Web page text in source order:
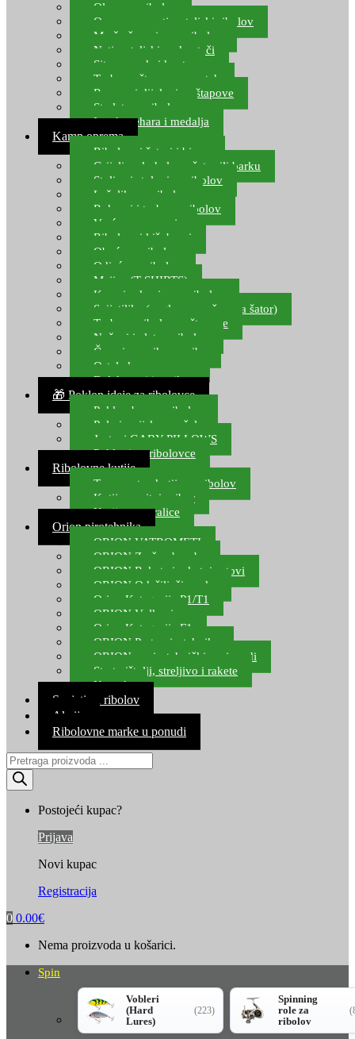
Olovo za ribolov
Oprema za natjecateljski ribolov
Mreže čuvarice za ribolov
Natjecateljski podmetači
Sito, posude i kante
Torbe za štapove – match
Rezervni dijelovi za štapove
Starlete za ribolov
Izrada pehara i medalja
Kamp oprema
Ribolovni šatori i bivvy
Grijalice, kuhala za šator ili barku
Stolice i stolovi za ribolov
Ležaljke za ribolov
Ruksaci i torbe za ribolov
Vreće za spavanje
Ribolovni kišobrani
Obuća za ribolov
Odjeća za ribolov
Majice (T-SHIRTS)
Kape i rukavice za ribolov
Svijetiljke (naglavne, ručne, za šator)
Torbe za ribolovne štapove
Noževi i alat za ribolov
Čamci za prihranu ribe
Ostala kamp oprema
Dalekozori i optika
🎁 Poklon ideje za ribolovce
Poklon bon za ribolov
Polarizacijske naočale
Jastuci GABY PILLOWS
Pokloni za ribolovce
Ribolovne kutije
Transportne kutije za ribolov
Kutije za sitni pribor
Kutije za varalice
Orion pirotehnika
ORION VATROMETI
ORION Zračne bombe
ORION Rakete i raketni setovi
ORION Odašiljači zvuka
Orion Kategorija P1/T1
ORION Vulkani
Orion Kategorija F1
ORION Party pirotehnika
ORION nepirotehnički proizvodi
Start pištolji, streljivo i rakete
Kontakt
Savjeti za ribolov
Akcija
Ribolovne marke u ponudi
Products
search
Postojeći kupac?
Prijava
Novi kupac
Registracija
0 0.00€
Nema proizvoda u košarici.
Spin
Vobleri
(Hard
Lures)
(223)
Spinning
role za
ribolov